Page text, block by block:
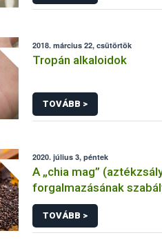
2018. március 22, csütörtök
Tropán alkaloidok
TOVÁBB >
2020. július 3, péntek
A „chia mag”
forgalmazásának
TOVÁBB >